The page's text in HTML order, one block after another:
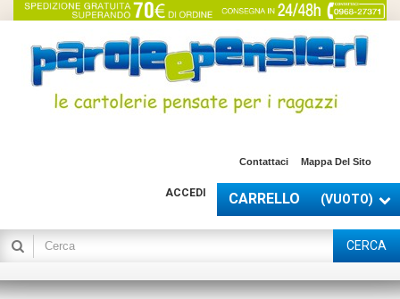
Contattaci Mappa Del Sito
CARRELLO (VUOTO)
ACCEDI
CERCA